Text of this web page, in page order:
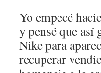
Yo empecé
y pensé que así
Nike para
recuperar